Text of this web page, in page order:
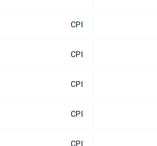
CPI
CPI
CPI
CPI
CPI